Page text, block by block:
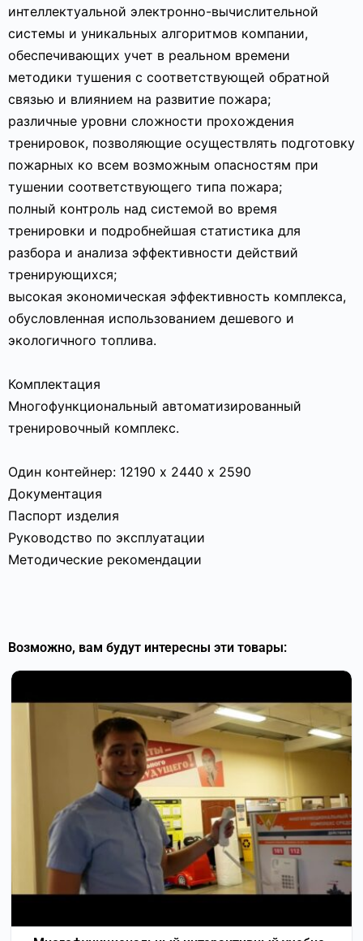
интеллектуальной электронно-вычислительной
системы и уникальных алгоритмов компании,
обеспечивающих учет в реальном времени
методики тушения с соответствующей обратной
связью и влиянием на развитие пожара;
различные уровни сложности прохождения
тренировок, позволяющие осуществлять подготовку
пожарных ко всем возможным опасностям при
тушении соответствующего типа пожара;
полный контроль над системой во время
тренировки и подробнейшая статистика для
разбора и анализа эффективности действий
тренирующихся;
высокая экономическая эффективность комплекса,
обусловленная использованием дешевого и
экологичного топлива.
Комплектация
Многофункциональный автоматизированный
тренировочный комплекс.
Один контейнер: 12190 х 2440 х 2590
Документация
Паспорт изделия
Руководство по эксплуатации
Методические рекомендации
Возможно, вам будут интересны эти товары: